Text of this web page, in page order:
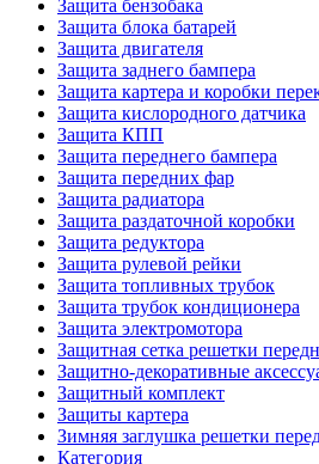
Защита бензобака
Защита блока батарей
Защита двигателя
Защита заднего бампера
Защита картера и коробки
Защита кислородного датчика
Защита КПП
Защита переднего бампера
Защита передних фар
Защита радиатора
Защита раздаточной коробки
Защита редуктора
Защита рулевой рейки
Защита топливных трубок
Защита трубок кондиционера
Защита электромотора
Защитная сетка решетки
Защитно-декоративные
Защитный комплект
Защиты картера
Зимняя заглушка решетки
Категория